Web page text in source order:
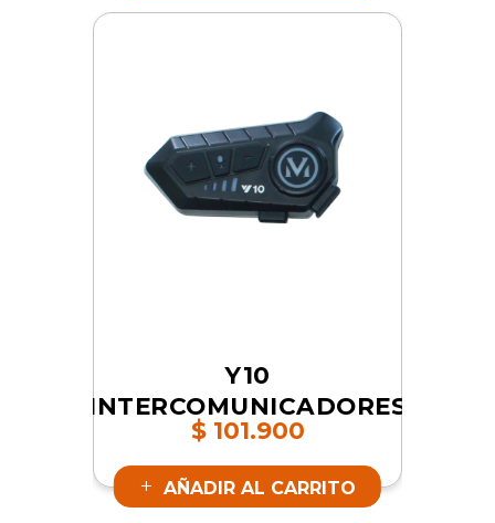
Y10
INTERCOMUNICADORES
| SKU 16842
$101.900
AÑADIR AL CARRITO